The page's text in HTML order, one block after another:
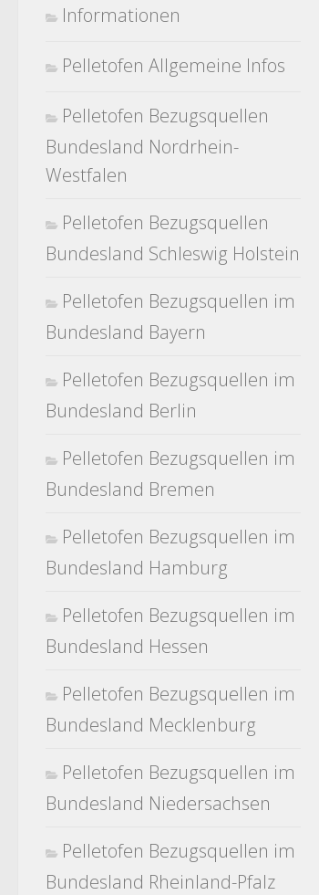
Informationen
Pelletofen Allgemeine Infos
Pelletofen Bezugsquellen
Bundesland Nordrhein-
Westfalen
Pelletofen Bezugsquellen
Bundesland Schleswig Holstein
Pelletofen Bezugsquellen im
Bundesland Bayern
Pelletofen Bezugsquellen im
Bundesland Berlin
Pelletofen Bezugsquellen im
Bundesland Bremen
Pelletofen Bezugsquellen im
Bundesland Hamburg
Pelletofen Bezugsquellen im
Bundesland Hessen
Pelletofen Bezugsquellen im
Bundesland Mecklenburg
Pelletofen Bezugsquellen im
Bundesland Niedersachsen
Pelletofen Bezugsquellen im
Bundesland Rheinland-Pfalz